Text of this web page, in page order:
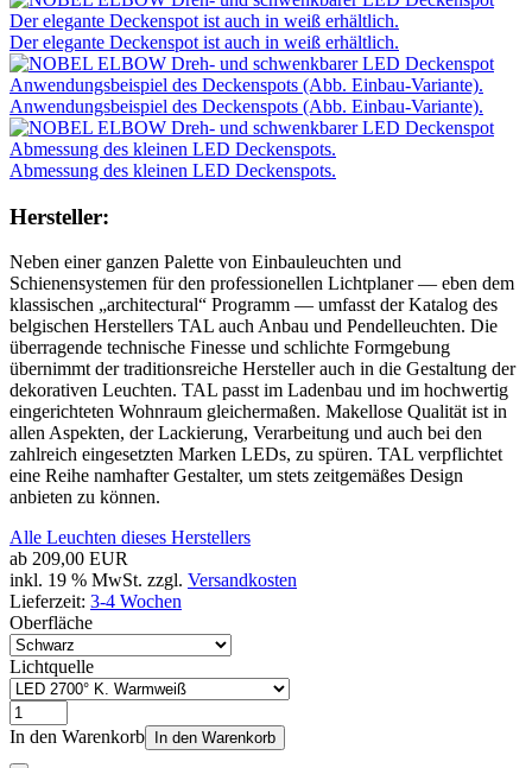
Der elegante Deckenspot ist auch in weiß erhältlich.
Anwendungsbeispiel des Deckenspots (Abb. Einbau-Variante).
Abmessung des kleinen LED Deckenspots.
Hersteller:
Neben einer ganzen Palette von Einbauleuchten und
Schienensystemen für den professionellen Lichtplaner — eben dem
klassischen „architectural“ Programm — umfasst der Katalog des
belgischen Herstellers TAL auch Anbau und Pendelleuchten. Die
überragende technische Finesse und schlichte Formgebung
übernimmt der traditionsreiche Hersteller auch in die Gestaltung der
dekorativen Leuchten. TAL passt im Ladenbau und im hochwertig
eingerichteten Wohnraum gleichermaßen. Makellose Qualität ist in
allen Aspekten, der Lackierung, Verarbeitung und auch bei den
zahlreich eingesetzten Marken LEDs, zu spüren. TAL verpflichtet
eine Reihe namhafter Gestalter, um stets zeitgemäßes Design
anbieten zu können.
Alle Leuchten dieses Herstellers
ab 209,00 EUR
inkl. 19 % MwSt. zzgl. Versandkosten
Lieferzeit: 3-4 Wochen
Oberfläche
Lichtquelle
In den Warenkorb In den Warenkorb